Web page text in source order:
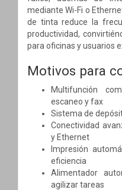
mediante Wi-Fi o
de tinta reduce la
productividad,
para oficinas y usuarios
Motivos para
Multifunción
escaneo y fax
Sistema de
Conectividad
y Ethernet
Impresión
eficiencia
Alimentador
agilizar tareas